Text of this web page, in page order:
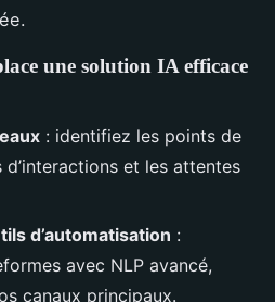
une solution IA efficace
: identifiez les points de
et les attentes
d’automatisation :
avec NLP avancé,
canaux principaux.